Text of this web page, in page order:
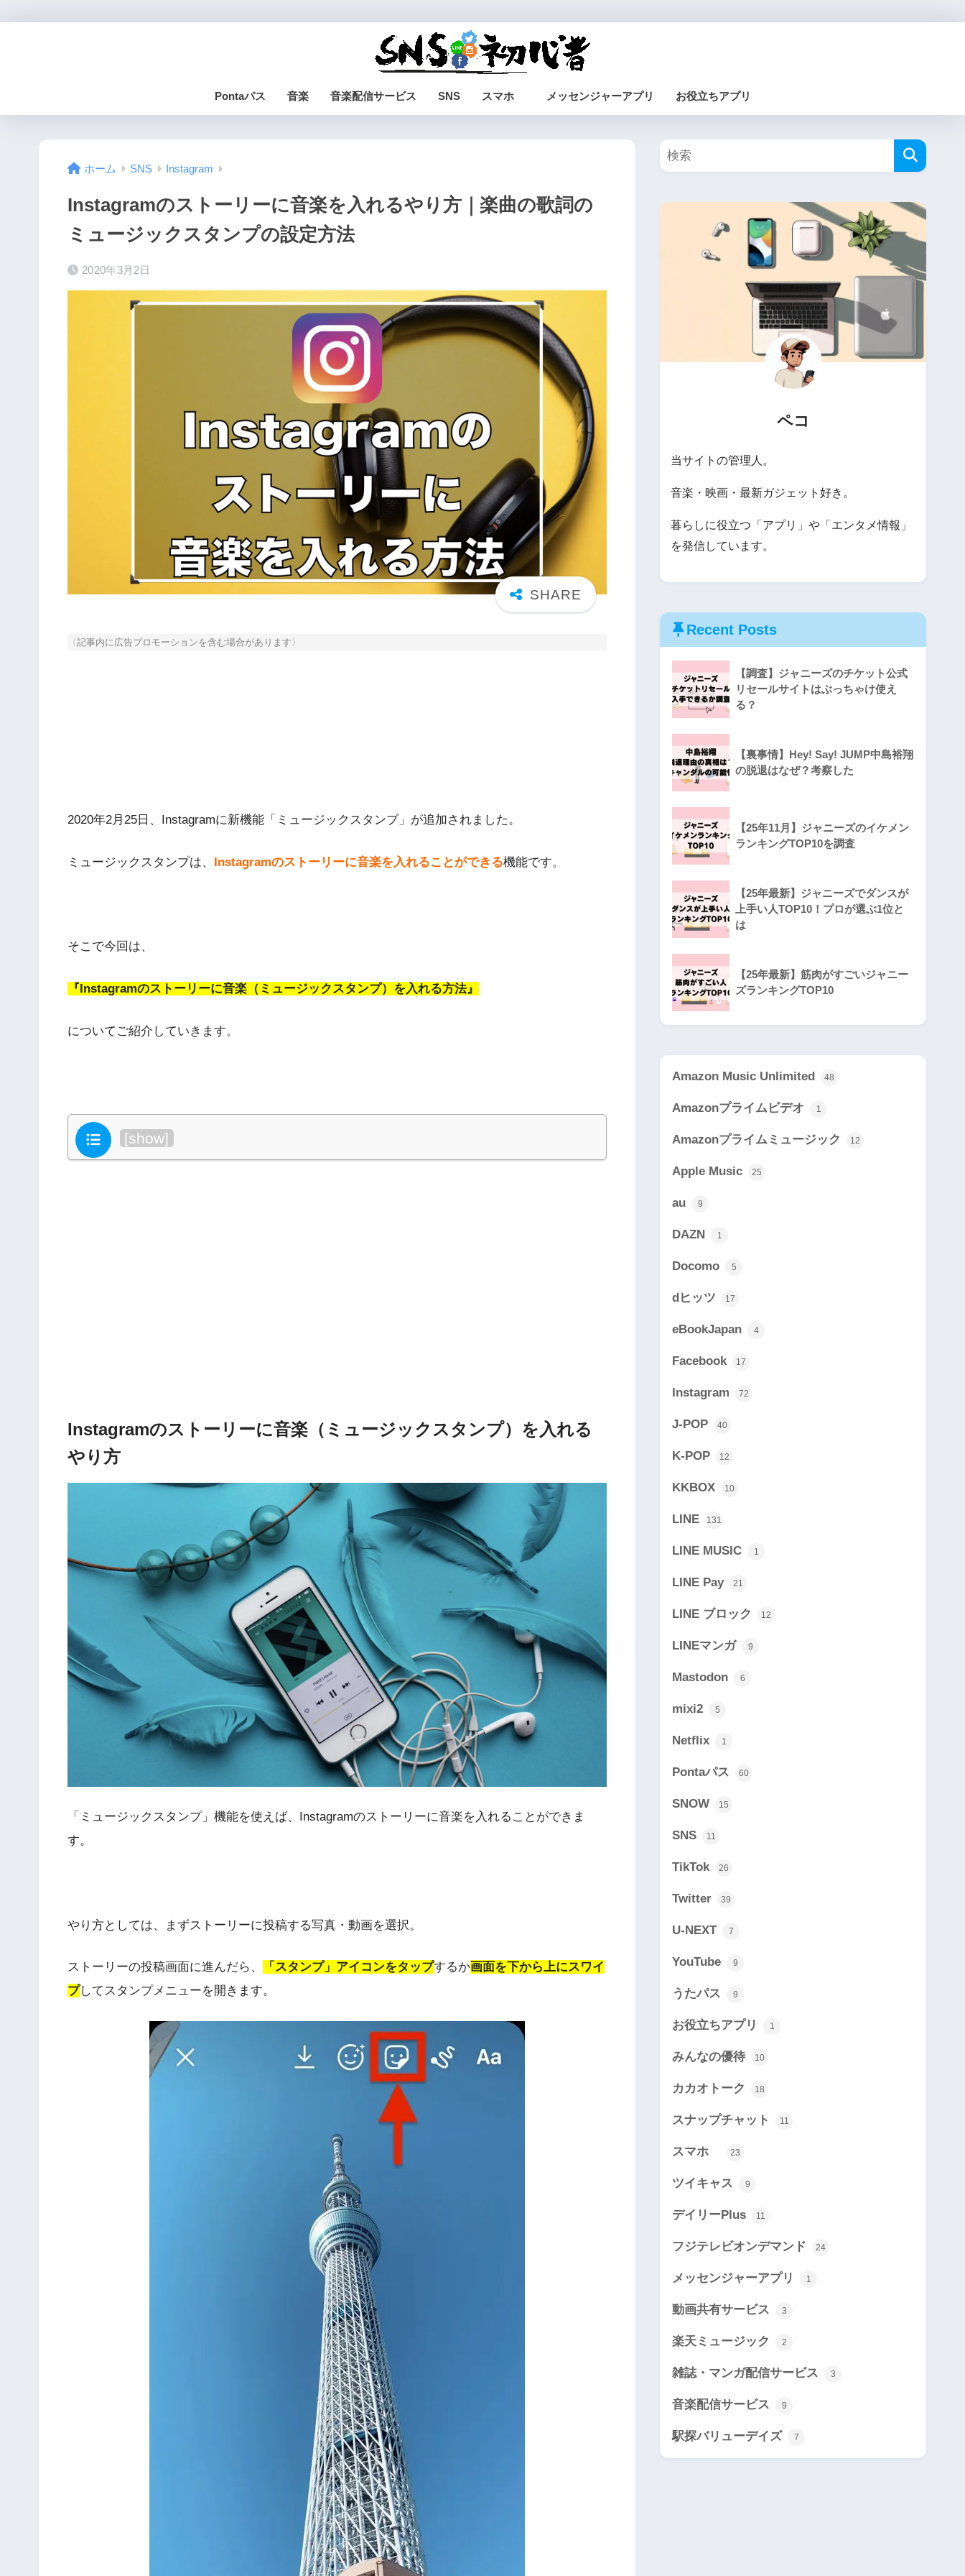
Pontaパス 音楽 音楽配信サービス SNS スマホ メッセンジャーアプリ お役立ちアプリ
ホーム SNS Instagram
Instagramのストーリーに音楽を入れるやり方｜楽曲の歌詞の
ミュージックスタンプの設定方法
2020年3月2日
〈記事内に広告プロモーションを含む場合があります〉
Instagramのストーリーに音楽（ミュージックスタンプ）を入れる
やり方としては、まずストーリーに投稿する写真・動画を選択。
ストーリーの投稿画面に進んだら、「スタンプ」アイコンをタップするか画面を下から上にスワイ
してスタンプメニューを開きます。
ペコ
当サイトの管理人。
音楽・映画・最新ガジェット好き。
暮らしに役立つ「アプリ」や「エンタメ情報」
を発信しています。
Recent Posts
【調査】ジャニーズのチケット公式
リセールサイトはぶっちゃけ使え
る？
【裏事情】Hey! Say! JUMP中島裕翔
の脱退はなぜ？考察した
【25年11月】ジャニーズのイケメン
ランキングTOP10を調査
【25年最新】ジャニーズでダンスが
上手い人TOP10！プロが選ぶ1位と
は
【25年最新】筋肉がすごいジャニー
ズランキングTOP10
Amazon Music Unlimited 48
Amazonプライムビデオ 1
Amazonプライムミュージック 12
Apple Music 25
au 9
DAZN 1
Docomo 5
dヒッツ 17
eBookJapan 4
Facebook 17
Instagram 72
J-POP 40
K-POP 12
KKBOX 10
LINE 131
LINE MUSIC 1
LINE Pay 21
LINE ブロック 12
LINEマンガ 9
Mastodon 6
mixi2 5
Netflix 1
Pontaパス 60
SNOW 15
SNS 11
TikTok 26
Twitter 39
U-NEXT 7
YouTube 9
うたパス 9
お役立ちアプリ 1
みんなの優待 10
カカオトーク 18
スナップチャット 11
スマホ 23
ツイキャス 9
デイリーPlus 11
フジテレビオンデマンド 24
メッセンジャーアプリ 1
動画共有サービス 3
楽天ミュージック 2
雑誌・マンガ配信サービス 3
音楽配信サービス 9
駅探バリューデイズ 7